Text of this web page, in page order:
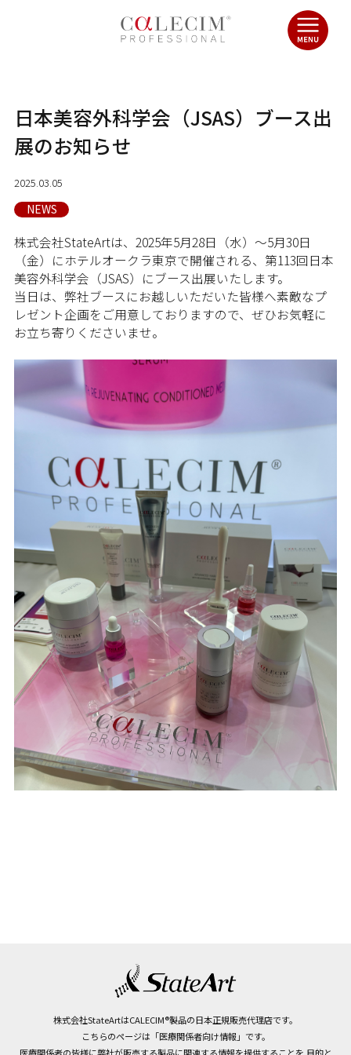
日本美容外科学会（JSAS）ブース出
展のお知らせ
2025.03.05
NEWS
株式会社StateArtは、2025年5月28日（水）～5月30日
（金）にホテルオークラ東京で開催される、第113回日本
美容外科学会（JSAS）にブース出展いたします。
当日は、弊社ブースにお越しいただいた皆様へ素敵なプ
レゼント企画をご用意しておりますので、ぜひお気軽に
お立ち寄りくださいませ。
株式会社StateArtはCALECIM®製品の日本正規販売代理店です。
こちらのページは「医療関係者向け情報」です。
医療関係者の皆様に弊社が販売する製品に関連する情報を提供することを 目的と